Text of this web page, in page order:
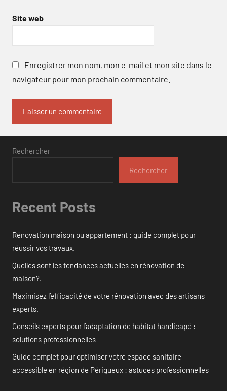
Site web
Enregistrer mon nom, mon e-mail et mon site dans le
navigateur pour mon prochain commentaire.
Rechercher
Rechercher
Recent Posts
Rénovation maison ou appartement : guide complet pour
réussir vos travaux.
Quelles sont les tendances actuelles en rénovation de
maison?.
Maximisez l’efficacité de votre rénovation avec des artisans
experts.
Conseils experts pour l’adaptation de habitat handicapé :
solutions professionnelles
Guide complet pour optimiser votre espace sanitaire
accessible en région de Périgueux : astuces professionnelles